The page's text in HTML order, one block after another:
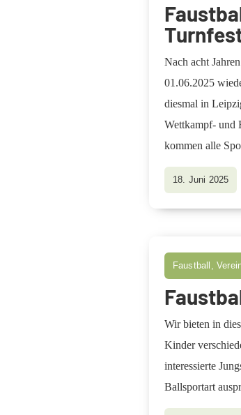
Nach acht
01.06.2025
diesmal in
Wettkampf- und
kommen alle
18. Juni 2025
Faustball,
Wir bieten in
Kinder
interessierte
Ballsportart